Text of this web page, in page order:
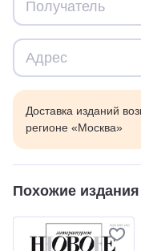
Доставка изданий
регионе «Москва»
Похожие издания